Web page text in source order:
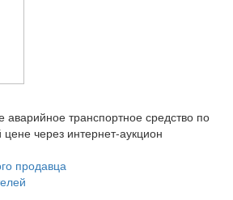
транспортное средство по
через интернет-аукцион
продавца